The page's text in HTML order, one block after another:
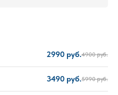
2990 руб.4900 руб.
3490 руб.5990 руб.